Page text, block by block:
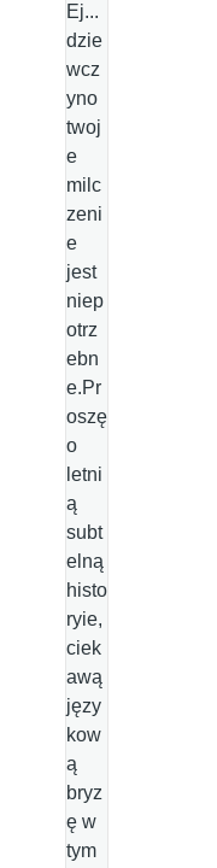
Ej...
dzie
wcz
yno
twoj
e
milc
zeni
e
jest
niep
otrz
ebn
e.Pr
oszę
o
letni
ą
subt
elną
histo
ryie,
ciek
awą
języ
kow
ą
bryz
ę w
tym